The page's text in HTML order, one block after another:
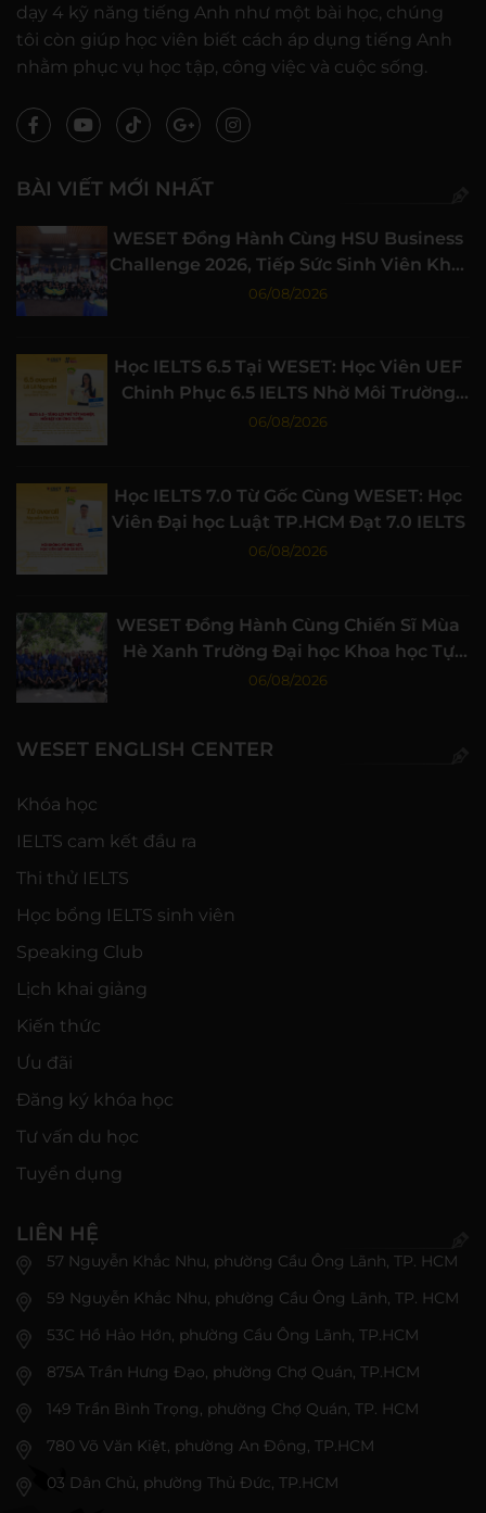
dạy 4 kỹ năng tiếng Anh như một bài học, chúng
tôi còn giúp học viên biết cách áp dụng tiếng Anh
nhằm phục vụ học tập, công việc và cuộc sống.
BÀI VIẾT MỚI NHẤT
WESET Đồng Hành Cùng HSU Business
Challenge 2026, Tiếp Sức Sinh Viên Khởi
Nghiệp
06/08/2026
Học IELTS 6.5 Tại WESET: Học Viên UEF
Chinh Phục 6.5 IELTS Nhờ Môi Trường
Học Tập Chất Lượng
06/08/2026
Học IELTS 7.0 Từ Gốc Cùng WESET: Học
Viên Đại học Luật TP.HCM Đạt 7.0 IELTS
06/08/2026
WESET Đồng Hành Cùng Chiến Sĩ Mùa
Hè Xanh Trường Đại học Khoa học Tự
nhiên, ĐHQG-HCM
06/08/2026
WESET ENGLISH CENTER
Khóa học
IELTS cam kết đầu ra
Thi thử IELTS
Học bổng IELTS sinh viên
Speaking Club
Lịch khai giảng
Kiến thức
Ưu đãi
Đăng ký khóa học
Tư vấn du học
Tuyển dụng
LIÊN HỆ
57 Nguyễn Khắc Nhu, phường Cầu Ông Lãnh, TP. HCM
59 Nguyễn Khắc Nhu, phường Cầu Ông Lãnh, TP. HCM
53C Hồ Hảo Hớn, phường Cầu Ông Lãnh, TP.HCM
875A Trần Hưng Đạo, phường Chợ Quán, TP.HCM
149 Trần Bình Trọng, phường Chợ Quán, TP. HCM
780 Võ Văn Kiệt, phường An Đông, TP.HCM
03 Dân Chủ, phường Thủ Đức, TP.HCM